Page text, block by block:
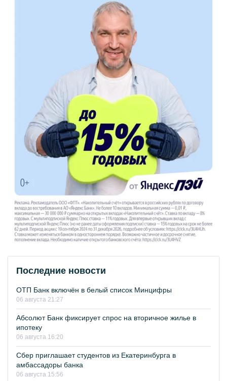
Последние новости
ОТП Банк включён в белый список Минцифры
06 августа 21:27
Абсолют Банк фиксирует спрос на вторичное жилье в
ипотеку
06 августа 16:20
Сбер приглашает студентов из Екатеринбурга в
амбассадоры банка
06 августа 15:56